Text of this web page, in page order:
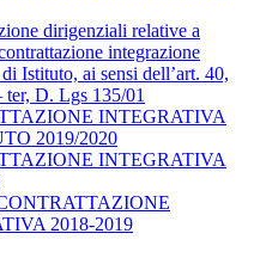
dirigenziali relative a
integrazione
Istituto, ai sensi dell’art. 40,
ter, D. Lgs 135/01
INTEGRATIVA
2019/2020
INTEGRATIVA
2018-2019